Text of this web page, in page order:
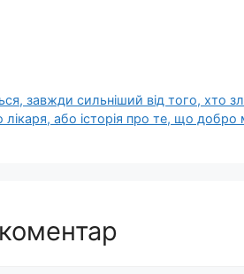
завжди сильніший від того, хто
лікаря, або історія про те, що